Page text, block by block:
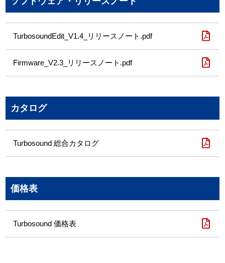
TurbosoundEdit_V1.4_リリースノート.pdf
Firmware_V2.3_リリースノート.pdf
カタログ
Turbosound 総合カタログ
価格表
Turbosound 価格表